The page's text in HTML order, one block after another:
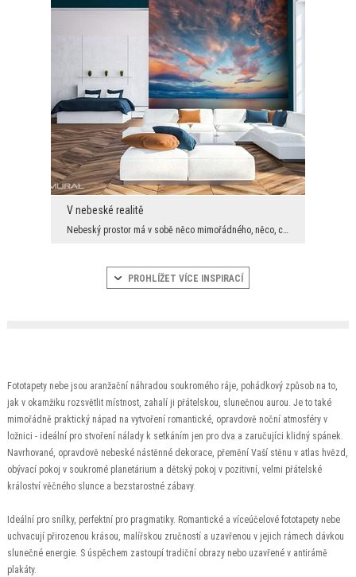
V nebeské realitě
Nebeský prostor má v sobě něco mimořádného, něco, co potěší, zklidní, ale také zaujme. Každý si n...
PROHLÍŽET VÍCE INSPIRACÍ
Fototapety nebe jsou aranžační náhradou soukromého ráje, pohádkový způsob na to,
jak v okamžiku rozsvětlit místnost, zahalí ji přátelskou, slunečnou aurou. Je to také
mimořádně praktický nápad na vytvoření romantické, opravdově noční atmosféry v
ložnici - ideální pro stvoření nálady k setkáním jen pro dva a zaručujíci klidný spánek.
Navrhované, opravdově nebeské nástěnné dekorace, přemění Vaší stěnu v atlas hvězd,
obývací pokoj v soukromé planetárium a dětský pokoj v pozitivní, velmi přátelské
králoství věčného slunce a bezstarostné zábavy.
Ideální pro snílky, perfektní pro pragmatiky. Romantické a víceúčelové fototapety nebe
uchvacují přirozenou krásou, malířskou zručností a uzavřenou v jejich rámech dávkou
slunečné energie. S úspěchem zastoupí tradiční obrazy nebo uzavřené v antirámě
plakáty.